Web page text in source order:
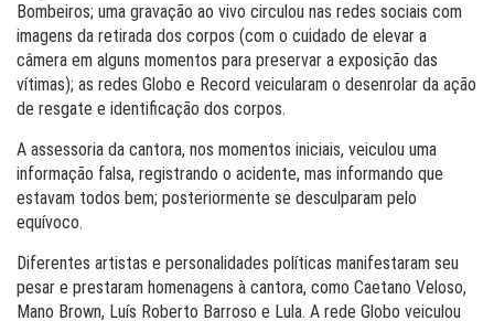
Bombeiros; uma gravação ao vivo circulou nas redes sociais com
imagens da retirada dos corpos (com o cuidado de elevar a
câmera em alguns momentos para preservar a exposição das
vítimas); as redes Globo e Record veicularam o desenrolar da ação
de resgate e identificação dos corpos.
A assessoria da cantora, nos momentos iniciais, veiculou uma
informação falsa, registrando o acidente, mas informando que
estavam todos bem; posteriormente se desculparam pelo
equívoco.
Diferentes artistas e personalidades políticas manifestaram seu
pesar e prestaram homenagens à cantora, como Caetano Veloso,
Mano Brown, Luís Roberto Barroso e Lula. A rede Globo veiculou